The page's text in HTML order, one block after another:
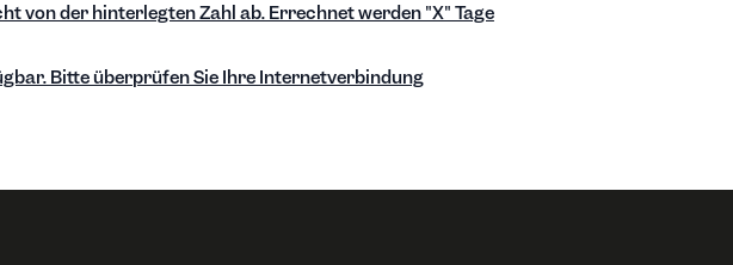
von der hinterlegten Zahl ab. Errechnet werden "X" Tage
Bitte überprüfen Sie Ihre Internetverbindung